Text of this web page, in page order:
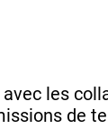
les
de